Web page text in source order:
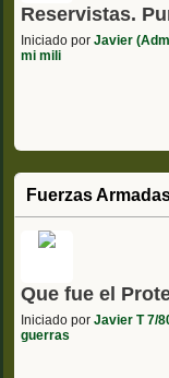
Reservistas.
Iniciado por Javier
mi mili
Fuerzas
Que fue el
Iniciado por Javier T 7/
guerras